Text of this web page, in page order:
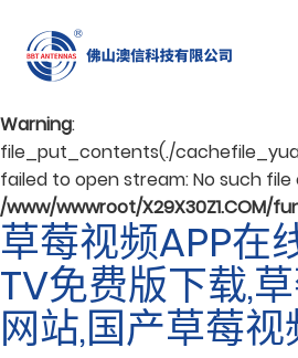
Warning: mkdir(): No space left on
/www/wwwroot/X29X30Z1.COM/
Warning:
file_put_contents(./
failed to open stream: No such
/www/wwwroot/X29X30Z1.COM/
草莓视频APP在
TV免费版下载,
网站,国产草莓